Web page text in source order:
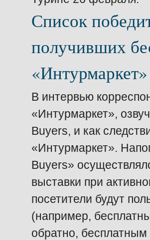
Список
получивших
«Интурмаркет»
В интервью
«Интурмаркет»,
Buyers, и как
«Интурмаркет».
Buyers»
выставки при
посетители будут
(например,
обратно,